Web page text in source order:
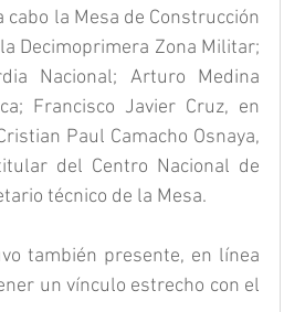
la Mesa de Construcción
Decimoprimera Zona Militar;
Nacional; Arturo Medina
Francisco Javier Cruz, en
Paul Camacho Osnaya,
del Centro Nacional de
técnico de la Mesa.
también presente, en línea
un vínculo estrecho con el